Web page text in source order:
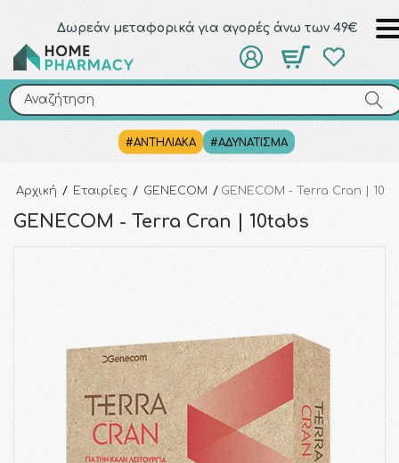
Δωρεάν μεταφορικά για αγορές άνω των 49€
Αναζήτηση
#ΑΝΤΗΛΙΑΚΑ #ΑΔΥΝΑΤΙΣΜΑ
Αναζήτηση
Αρχική / Εταιρίες / GENECOM / GENECOM - Terra Cran |
GENECOM - Terra Cran | 10tabs